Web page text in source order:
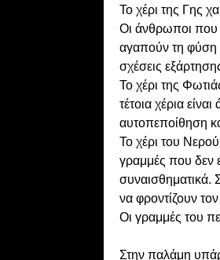
Το χέρι της Γης
Οι άνθρωποι που
αγαπούν τη φύση
σχέσεις
Το χέρι της
τέτοια χέρια
αυτοπεποίθηση
Το χέρι του
γραμμές που δεν
συναισθηματικά.
να φροντίζουν
Οι γραμμές του
Στην παλάμη